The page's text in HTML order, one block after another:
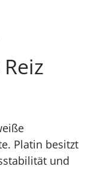
Platin besitzt
und